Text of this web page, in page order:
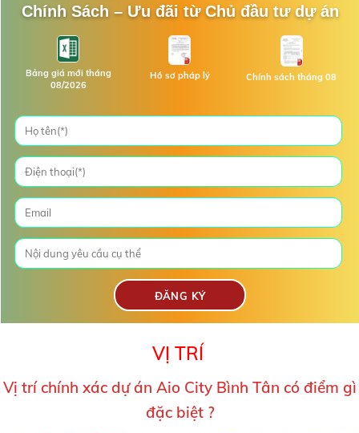
Chính Sách – Ưu đãi từ Chủ đầu tư dự án
Bảng giá mới tháng
08/2026
Hồ sơ pháp lý Chính sách tháng 08
VỊ TRÍ
Vị trí chính xác dự án Aio City Bình Tân có điểm gì
đặc biệt ?